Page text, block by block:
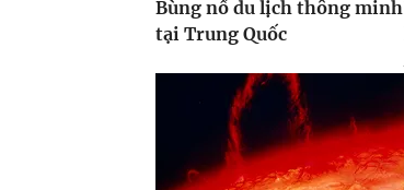
Bùng nổ du lịch thông minh
tại Trung Quốc